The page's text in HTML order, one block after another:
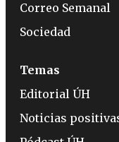
Correo Semanal
Sociedad
Temas
Editorial ÚH
Noticias